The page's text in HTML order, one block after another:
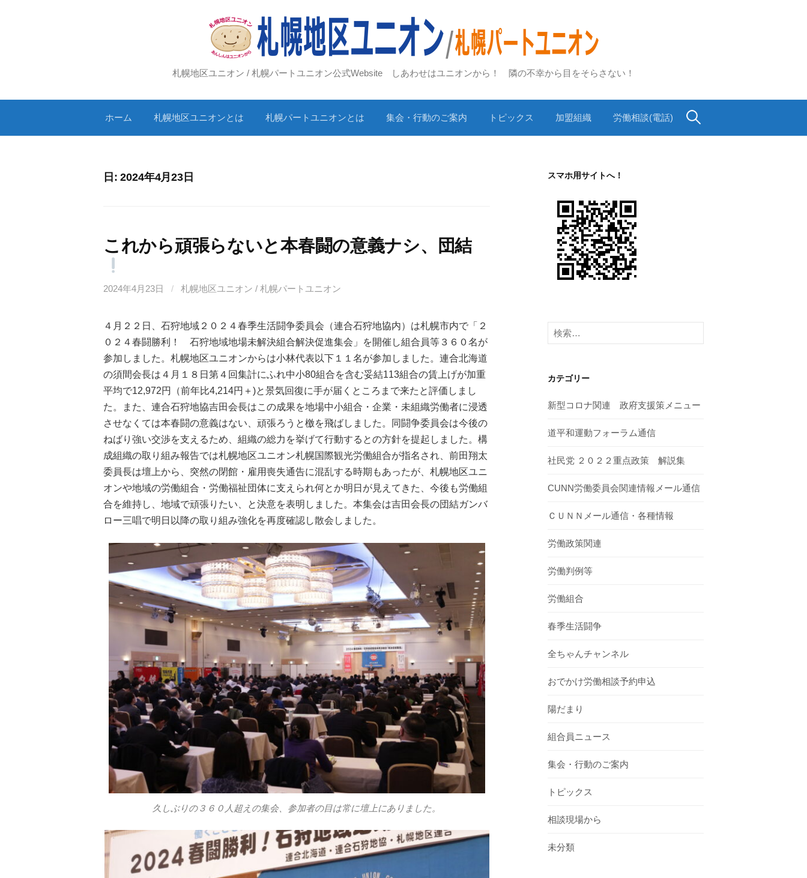
ッ
札幌地区ユニオン / 札幌パートユニオン公式Website しあわせはユニオンから！ 隣の不幸から目をそらさない！
ホーム 札幌地区ユニオンとは 札幌パートユニオンとは 集会・行動のご案内 トピックス 加盟組織 労働相談(電話) 検
日:2024年4月23日
これから頑張らないと本春闘の意義ナシ、団結
2024年4月23日 / 札幌地区ユニオン / 札幌パートユニオン
４月２２日、石狩地域２０２４春季生活闘争委員会（連合石狩地協内）は札幌市内で「２
０２４春闘勝利！ 石狩地域地場未解決組合解決促進集会」を開催し組合員等３６０名が
参加しました。札幌地区ユニオンからは小林代表以下１１名が参加しました。連合北海道
の須間会長は４月１８日第４回集計にふれ中小80組合を含む妥結113組合の賃上げが加重
平均で12,972円（前年比4,214円＋)と景気回復に手が届くところまで来たと評価しまし
た。また、連合石狩地協吉田会長はこの成果を地場中小組合・企業・未組織労働者に浸透
させなくては本春闘の意義はない、頑張ろうと檄を飛ばしました。同闘争委員会は今後の
ねばり強い交渉を支えるため、組織の総力を挙げて行動するとの方針を提起しました。構
成組織の取り組み報告では札幌地区ユニオン札幌国際観光労働組合が指名され、前田翔太
委員長は壇上から、突然の閉館・雇用喪失通告に混乱する時期もあったが、札幌地区ユニ
オンや地域の労働組合・労働福祉団体に支えられ何とか明日が見えてきた、今後も労働組
合を維持し、地域で頑張りたい、と決意を表明しました。本集会は吉田会長の団結ガンバ
ロー三唱で明日以降の取り組み強化を再度確認し散会しました。
久しぶりの３６０人超えの集会、参加者の目は常に壇上にありました。
スマホ用サイトへ！
検
索:
カテゴリー
新型コロナ関連 政府支援策メニュー
道平和運動フォーラム通信
社民党 ２０２２重点政策 解説集
CUNN労働委員会関連情報メール通信
ＣＵＮＮメール通信・各種情報
労働政策関連
労働判例等
労働組合
春季生活闘争
全ちゃんチャンネル
おでかけ労働相談予約申込
陽だまり
組合員ニュース
集会・行動のご案内
トピックス
相談現場から
未分類